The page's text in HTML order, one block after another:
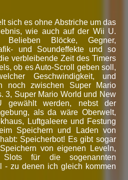
sich es ohne Abstriche um das
wie auch auf der Wii U.
Blöcke, Gegner,
und Soundeffekte und so
verbleibende Zeit des Timers
ob es Auto-Scroll geben soll,
Geschwindigkeit, und
noch zwischen Super Mario
3, Super Mario World und New
gewählt werden, nebst der
als da wäre Oberwelt,
Luftgaleere und Festung
Speichern und Laden von
Speicherbot! Es gibt sogar
von eigenen Leveln,
Slots für die sogenannten
- zu denen ich gleich kommen